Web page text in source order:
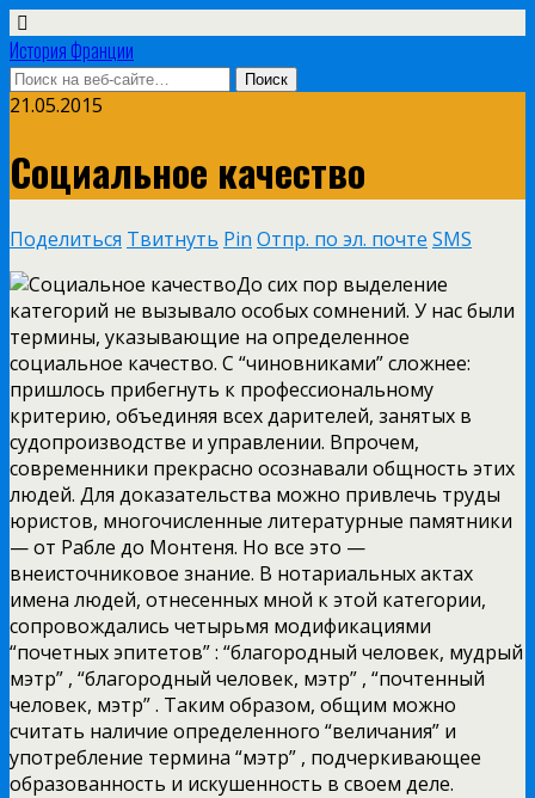
История Франции
21.05.2015
Социальное качество
Поделиться Твитнуть Pin Отпр. по эл. почте SMS
До сих пор выделение
категорий не вызывало особых сомнений. У нас были
термины, указывающие на определенное
социальное качество. С “чиновниками” сложнее:
пришлось прибегнуть к профессиональному
критерию, объединяя всех дарителей, занятых в
судопроизводстве и управлении. Впрочем,
современники прекрасно осознавали общность этих
людей. Для доказательства можно привлечь труды
юристов, многочисленные литературные памятники
— от Рабле до Монтеня. Но все это —
внеисточниковое знание. В нотариальных актах
имена людей, отнесенных мной к этой категории,
сопровождались четырьмя модификациями
“почетных эпитетов” : “благородный человек, мудрый
мэтр” , “благородный человек, мэтр” , “почтенный
человек, мэтр” . Таким образом, общим можно
считать наличие определенного “величания” и
употребление термина “мэтр” , подчеркивающее
образованность и искушенность в своем деле.